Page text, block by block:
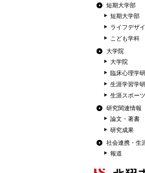
短期大学部
短期大学部
ライフデザ
こども学科
大学院
大学院
臨床心理学
生涯学習学
生涯スポー
研究関連情報
論文・著書
研究成果
社会連携・生
報道